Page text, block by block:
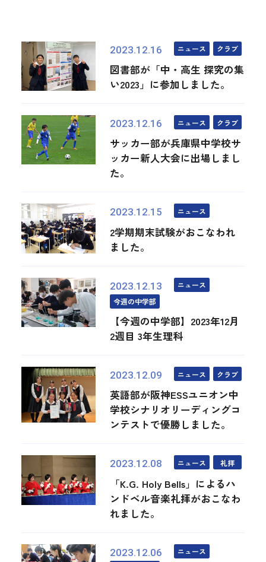
2023.12.16 ニュース クラブ
図書部が「中・高生 探究の集
い2023」に参加しました。
2023.12.16 ニュース クラブ
サッカー部が兵庫県中学校サ
ッカー新人大会に出場しまし
た。
2023.12.15 ニュース
2学期期末試験がおこなわれ
ました。
2023.12.13
ニュース
今週の中学部
【今週の中学部】2023年12月
2週目 3年生理科
2023.12.09 ニュース クラブ
英語部が阪神ESSユニオン中
学校シナリオリーディングコ
ンテストで優勝しました。
2023.12.08 ニュース 礼拝
「K.G. Holy Bells」によるハ
ンドベル音楽礼拝がおこなわ
れました。
2023.12.06
ニュース